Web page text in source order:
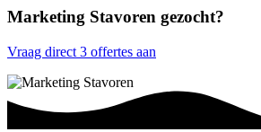
Marketing Stavoren gezocht?
Vraag direct 3 offertes aan